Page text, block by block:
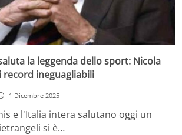
la leggenda dello sport: Nicola
record ineguagliabili
1 Dicembre 2025
e l'Italia intera salutano oggi un
si è…